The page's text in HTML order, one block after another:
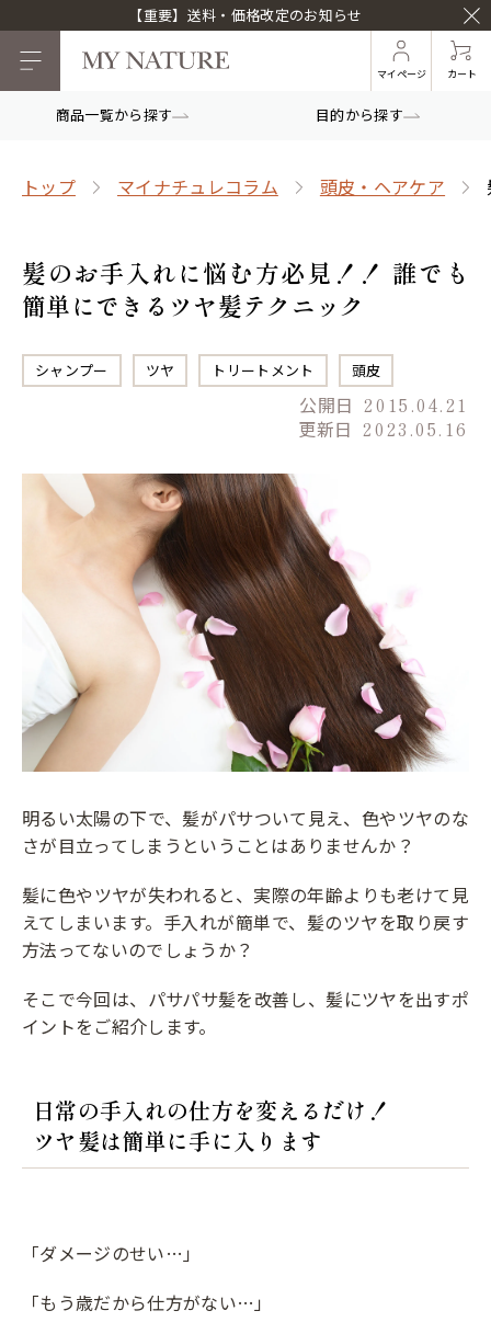
【重要】送料・価格改定のお知らせ
マイページ カート
商品一覧から探す 目的から探す
トップ マイナチュレコラム 頭皮・ヘアケア
髪のお手入れに悩む方必見！！ 誰でも
簡単にできるツヤ髪テクニック
シャンプー ツヤ トリートメント 頭皮
公開日 2015.04.21
更新日 2023.05.16
明るい太陽の下で、髪がパサついて見え、色やツヤのな
さが目立ってしまうということはありませんか？
髪に色やツヤが失われると、実際の年齢よりも老けて見
えてしまいます。手入れが簡単で、髪のツヤを取り戻す
方法ってないのでしょうか？
そこで今回は、パサパサ髪を改善し、髪にツヤを出すポ
イントをご紹介します。
日常の手入れの仕方を変えるだけ！
ツヤ髪は簡単に手に入ります
「ダメージのせい…」
「もう歳だから仕方がない…」